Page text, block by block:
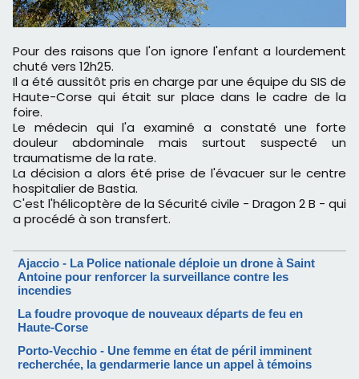
Pour des raisons que l'on ignore l'enfant a lourdement
chuté vers 12h25.
Il a été aussitôt pris en charge par une équipe du SIS de
Haute-Corse qui était sur place dans le cadre de la
foire.
Le médecin qui l'a examiné a constaté une forte
douleur abdominale mais surtout suspecté un
traumatisme de la rate.
La décision a alors été prise de l'évacuer sur le centre
hospitalier de Bastia.
C'est l'hélicoptère de la Sécurité civile - Dragon 2 B - qui
a procédé à son transfert.
Ajaccio - La Police nationale déploie un drone à Saint
Antoine pour renforcer la surveillance contre les
incendies
La foudre provoque de nouveaux départs de feu en
Haute-Corse
Porto-Vecchio - Une femme en état de péril imminent
recherchée, la gendarmerie lance un appel à témoins